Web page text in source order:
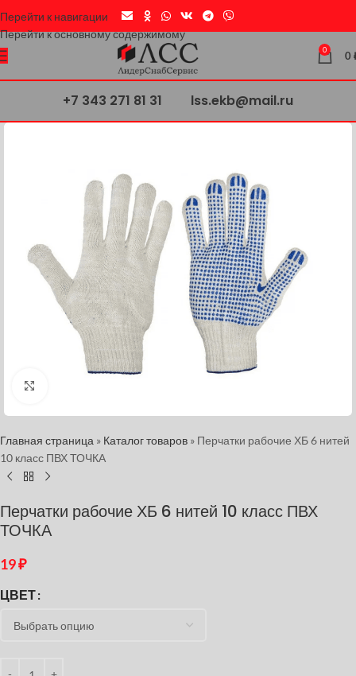
Перейти к навигации
Перейти к основному содержимому
0 0
+7 343 271 81 31 lss.ekb@mail.ru
Главная страница » Каталог товаров » Перчатки рабочие ХБ 6 нитей
10 класс ПВХ ТОЧКА
Перчатки рабочие ХБ 6 нитей 10 класс ПВХ
ТОЧКА
19₽
ЦВЕТ